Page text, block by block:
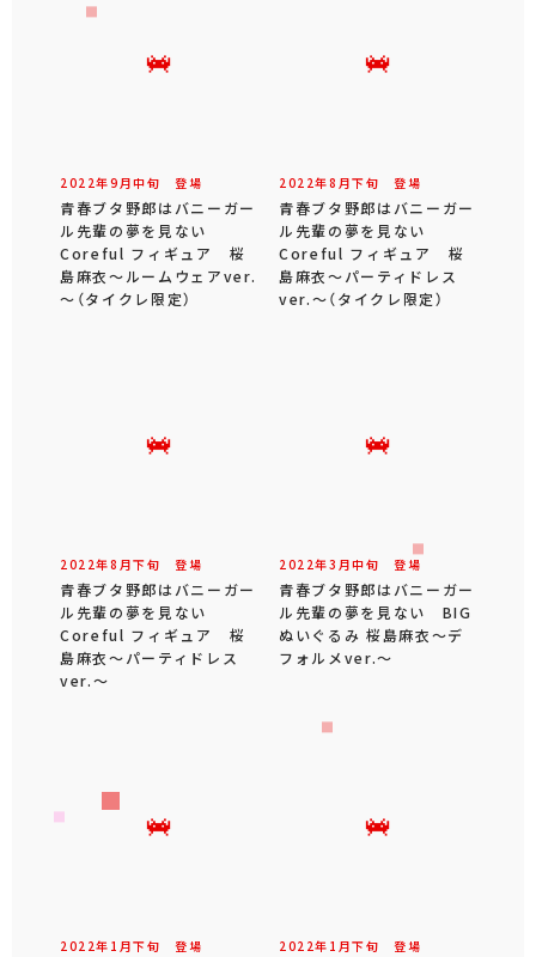
2022年9 月中旬 登場
青春ブタ野郎はバニーガー
ル先輩の夢を見ない
Coreful フィギュア 桜
島麻衣～ルームウェアver.
～（タイクレ限定）
2022年8 月下旬 登場
青春ブタ野郎はバニーガー
ル先輩の夢を見ない
Coreful フィギュア 桜
島麻衣～パーティドレス
ver.～（タイクレ限定）
2022年8 月下旬 登場
青春ブタ野郎はバニーガー
ル先輩の夢を見ない
Coreful フィギュア 桜
島麻衣～パーティドレス
ver.～
2022年3 月中旬 登場
青春ブタ野郎はバニーガー
ル先輩の夢を見ない BIG
ぬいぐるみ 桜島麻衣～デ
フォルメver.～
2022年 1 月下旬 登場 2022年 1 月下旬 登場